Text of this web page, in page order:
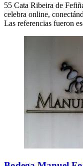
55 Cata Ribeira de
celebra online,
Las referencias fueron